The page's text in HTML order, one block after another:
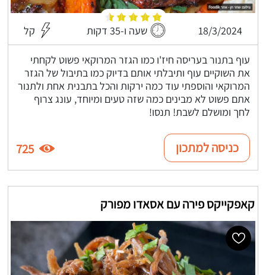
18/3/2024 שעה ו-35 דקות קל
עוף בתנור בעריסה חיז'ו כמו הגזר המרוקאי פשוט לקחתי
את השוקיים עוף ותיבלתי אותם בדיוק כמו בתיבול של הגזר
המרוקאי והוספתי עוד כמה ירקות והכל בתבנית אחת ולתנור
אתם פשוט לא מבינים כמה שזה טעים ומיוחד, עונג צרוף
לחך ומושלם לשבת! תנסו!
כניסה למתכון 725
קאפקייקס פירה עם אסאדו מפורק